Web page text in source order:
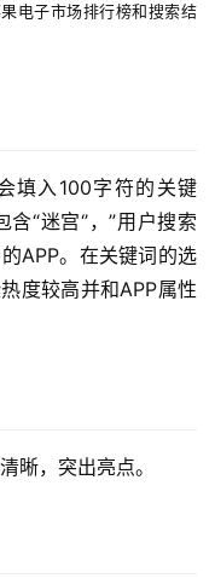
电子市场排行榜和搜索结
填入100字符的关键
“迷宫‘’，”用户搜索
APP。在关键词的选
度较高并和APP属性
晰，突出亮点。